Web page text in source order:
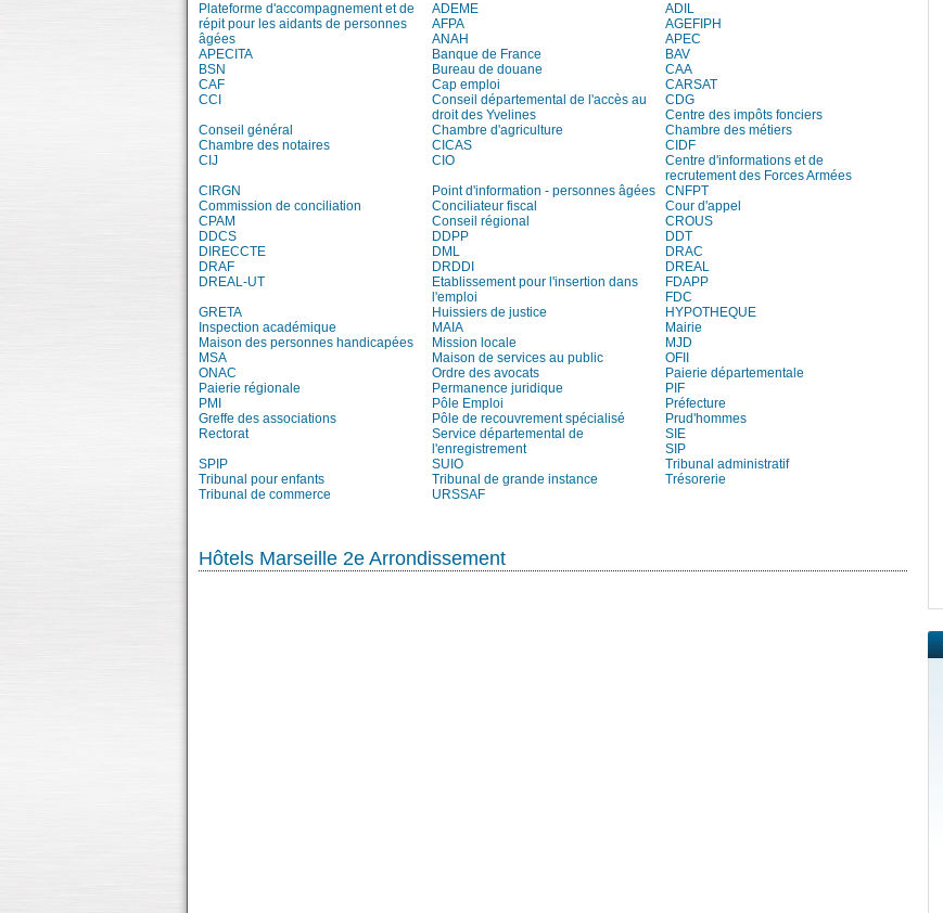
Plateforme d'accompagnement et de
répit pour les aidants de personnes
âgées
ADEME
ADIL
AFPA
AGEFIPH
ANAH
APEC
APECITA
Banque de France
BAV
BSN
Bureau de douane
CAA
CAF
Cap emploi
CARSAT
CCI
Conseil départemental de l'accès au
droit des Yvelines
CDG
Centre des impôts fonciers
Conseil général
Chambre d'agriculture
Chambre des métiers
Chambre des notaires
CICAS
CIDF
CIJ
CIO
Centre d'informations et de
recrutement des Forces Armées
CIRGN
Point d'information - personnes âgées
CNFPT
Commission de conciliation
Conciliateur fiscal
Cour d'appel
CPAM
Conseil régional
CROUS
DDCS
DDPP
DDT
DIRECCTE
DML
DRAC
DRAF
DRDDI
DREAL
DREAL-UT
Etablissement pour l'insertion dans
l'emploi
FDAPP
FDC
GRETA
Huissiers de justice
HYPOTHEQUE
Inspection académique
MAIA
Mairie
Maison des personnes handicapées
Mission locale
MJD
MSA
Maison de services au public
OFII
ONAC
Ordre des avocats
Paierie départementale
Paierie régionale
Permanence juridique
PIF
PMI
Pôle Emploi
Préfecture
Greffe des associations
Pôle de recouvrement spécialisé
Prud'hommes
Rectorat
Service départemental de
l'enregistrement
SIE
SIP
SPIP
SUIO
Tribunal administratif
Tribunal pour enfants
Tribunal de grande instance
Trésorerie
Tribunal de commerce
URSSAF
Hôtels Marseille 2e Arrondissement